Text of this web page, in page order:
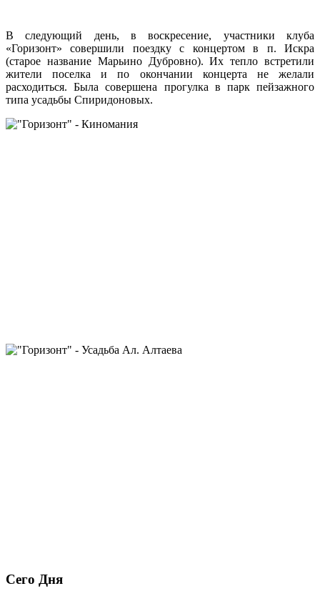
В следующий день, в воскресение, участники клуба
«Горизонт» совершили поездку с концертом в п. Искра
(старое название Марьино Дубровно). Их тепло встретили
жители поселка и по окончании концерта не желали
расходиться. Была совершена прогулка в парк пейзажного
типа усадьбы Спиридоновых.
Сего Дня